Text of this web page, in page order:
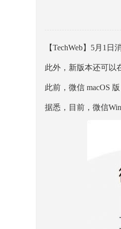
【TechWeb】5月1
此外，新版本还可以
此前，微信 macOS
据悉，目前，微信